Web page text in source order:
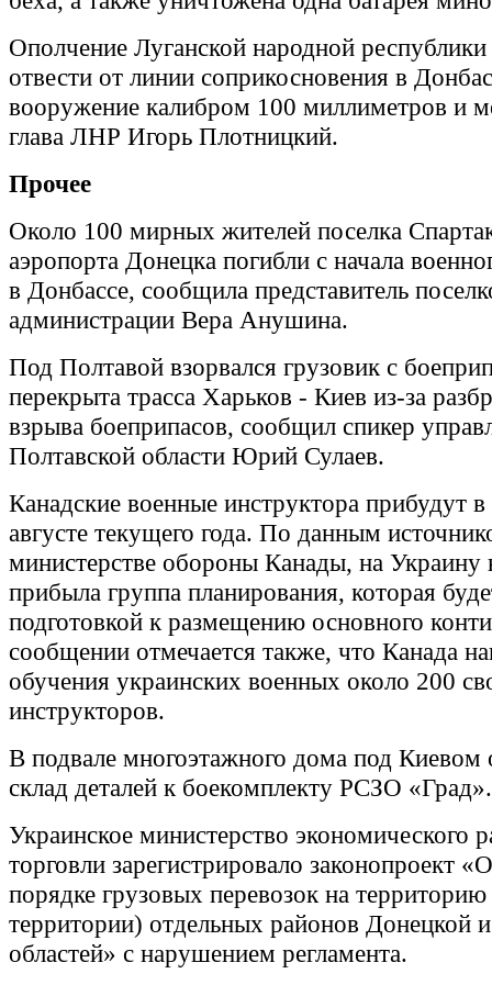
Ополчение Луганской народной республики
отвести от линии соприкосновения в
вооружение калибром 100 миллиметров и
глава ЛНР Игорь Плотницкий.
Прочее
Около 100 мирных жителей поселка
аэропорта Донецка погибли с начала
в Донбассе, сообщила представитель
администрации Вера Анушина.
Под Полтавой взорвался грузовик с
перекрыта трасса Харьков - Киев из-за
взрыва боеприпасов, сообщил спикер
Полтавской области Юрий Сулаев.
Канадские военные инструктора прибудут
августе текущего года. По данным
министерстве обороны Канады, на Украину
прибыла группа планирования, которая
подготовкой к размещению основного
сообщении отмечается также, что Канада
обучения украинских военных около 200
инструкторов.
В подвале многоэтажного дома под Киевом
склад деталей к боекомплекту РСЗО «Град».
Украинское министерство экономического
торговли зарегистрировало законопроект
порядке грузовых перевозок на территорию
территории) отдельных районов Донецкой
областей» с нарушением регламента.